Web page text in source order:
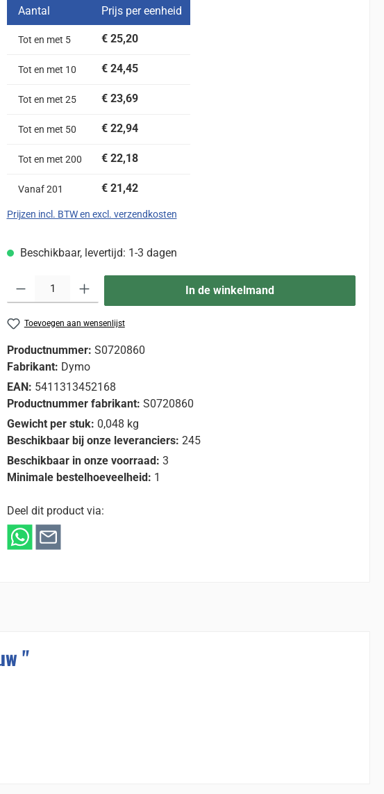
Aantal Prijs per eenheid
Tot en met 5 € 25,20
Tot en met 10 € 24,45
Tot en met 25 € 23,69
Tot en met 50 € 22,94
Tot en met 200 € 22,18
Vanaf201 € 21,42
Prijzen incl. BTW en excl. verzendkosten
Beschikbaar, levertijd: 1-3 dagen
Producthoeveelheid: Voer de gewenste hoeveelheid in of gebruik de knoppen om de
In de winkelmand
Toevoegen aan wensenlijst
Productnummer: S0720860
Fabrikant: Dymo
EAN: 5411313452168
Productnummer fabrikant: S0720860
Gewicht per stuk: 0,048 kg
Beschikbaar bij onze leveranciers: 245
Beschikbaar in onze voorraad: 3
Minimale bestelhoeveelheid: 1
Deel dit product via:
"